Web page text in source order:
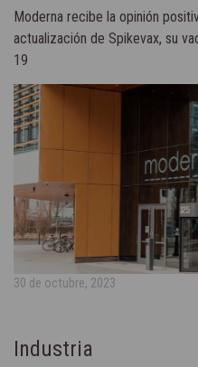
Moderna recibe la opinión
actualización de Spikevax, su
19
30 de octubre, 2023
Industria